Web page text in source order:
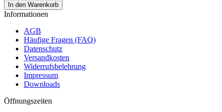
In den Warenkorb
Informationen
AGB
Häufige Fragen (FAQ)
Datenschutz
Versandkosten
Widerrufsbelehrung
Impressum
Downloads
Öffnungszeiten